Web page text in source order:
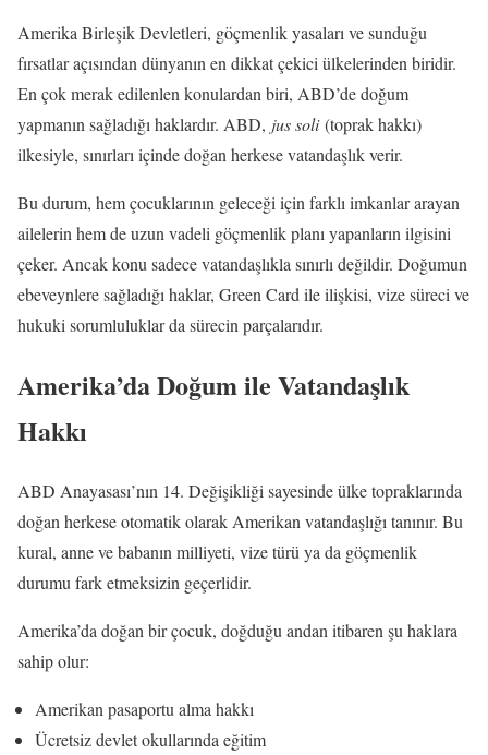
Amerika Birleşik Devletleri, göçmenlik yasaları ve sunduğu
fırsatlar açısından dünyanın en dikkat çekici ülkelerinden biridir.
En çok merak edilenlen konulardan biri, ABD’de doğum
yapmanın sağladığı haklardır. ABD, jus soli(toprak hakkı)
ilkesiyle, sınırları içinde doğan herkese vatandaşlık verir.
Bu durum, hem çocuklarının geleceği için farklı imkanlar arayan
ailelerin hem de uzun vadeli göçmenlik planı yapanların ilgisini
çeker. Ancak konu sadece vatandaşlıkla sınırlı değildir. Doğumun
ebeveynlere sağladığı haklar, Green Card ile ilişkisi, vize süreci ve
hukuki sorumluluklar da sürecin parçalarıdır.
Amerika’da Doğum ile Vatandaşlık
Hakkı
ABD Anayasası’nın 14. Değişikliği sayesinde ülke topraklarında
doğan herkese otomatik olarak Amerikan vatandaşlığı tanınır. Bu
kural, anne ve babanın milliyeti, vize türü ya da göçmenlik
durumu fark etmeksizin geçerlidir.
Amerika’da doğan bir çocuk, doğduğu andan itibaren şu haklara
sahip olur:
Amerikan pasaportu alma hakkı
Ücretsiz devlet okullarında eğitim